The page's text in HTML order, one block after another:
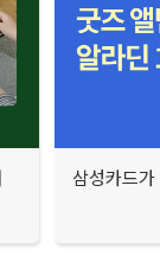
삼성카드